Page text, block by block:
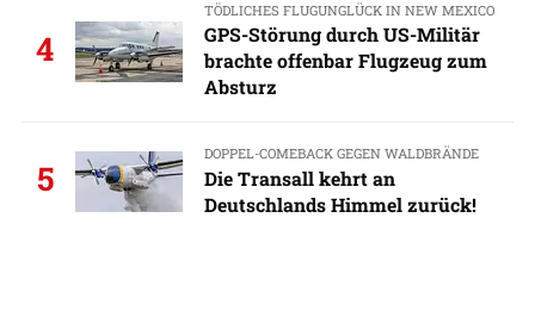
4
TÖDLICHES FLUGUNGLÜCK IN NEW MEXICO
GPS-Störung durch US-Militär
brachte offenbar Flugzeug zum
Absturz
5
DOPPEL-COMEBACK GEGEN WALDBRÄNDE
Die Transall kehrt an
Deutschlands Himmel zurück!